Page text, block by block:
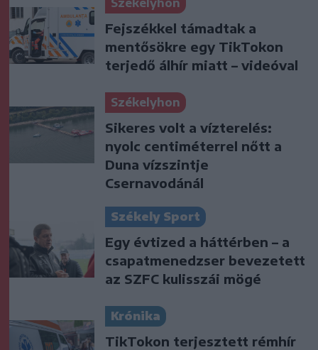
Fejszékkel támadtak a
mentősökre egy TikTokon
terjedő álhír miatt – videóval
Székelyhon
Sikeres volt a vízterelés:
nyolc centiméterrel nőtt a
Duna vízszintje
Csernavodánál
Székely Sport
Egy évtized a háttérben – a
csapatmenedzser bevezetett
az SZFC kulisszái mögé
Krónika
TikTokon terjesztett rémhír